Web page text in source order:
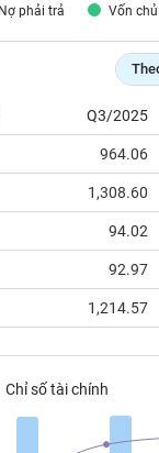
Nợ phải trả Vốn
Q3/2025
964.06
1,308.60
94.02
92.97
1,214.57
Chỉ số tài chính